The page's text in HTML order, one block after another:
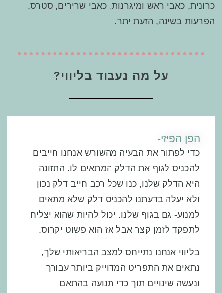
כרונית, כאבי ראש ומיגרנות, כאבי שרירים, סטרס,
הפרעות בשינה, הזעת יתר.
על מה נעבוד בליווי?
הפן הפיזי-
כדי לפתור את הבעיה מהשורש אנחנו חייבים
להכניס לגוף את הדלק המתאים לו. התזונה
היא הדלק שלנו, כנו שכל רכב חייב דלק נכון
ולא יעלה בדעתנו להכניס דלק שלא מתאים
למנוע- גם בגוף שלנו. יכול להיות שהוא יצליח
לתפקד לזמן קצר אבל אז הוא פשוט יקרוס.
בליווי אנחנו נתייחס למצב הבריאותי שלך,
נתאים את התפריט המדוייק ביותר עבורך
ונעשה שינויים תוך כדי תנועה בהתאם